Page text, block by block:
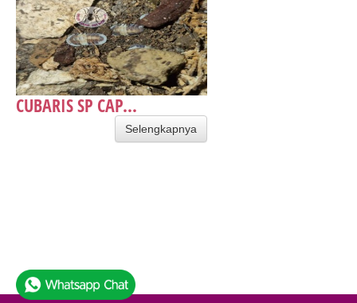
CUBARIS SP CAP...
Selengkapnya